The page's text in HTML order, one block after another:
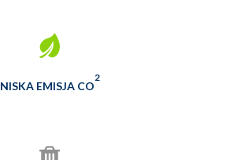
NISKA EMISJA CO
2